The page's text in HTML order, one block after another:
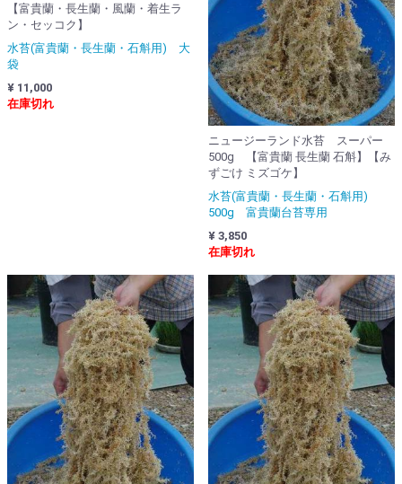
【富貴蘭・長生蘭・風蘭・着生ラ
ン・セッコク】
水苔(富貴蘭・長生蘭・石斛用) 大
袋
¥ 11,000
在庫切れ
ニュージーランド水苔 スーパー
500g 【富貴蘭 長生蘭 石斛】【み
ずごけ ミズゴケ】
水苔(富貴蘭・長生蘭・石斛用)
500g 富貴蘭台苔専用
¥ 3,850
在庫切れ